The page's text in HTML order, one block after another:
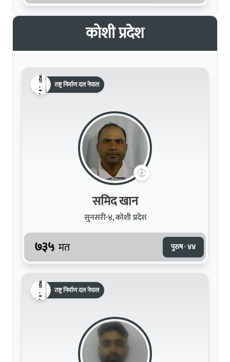
कोशी प्रदेश
राष्ट्र निर्माण दल नेपाल
समिद खान
सुनसरी-४, कोशी प्रदेश
७३५ मत पुरुष · ४४
राष्ट्र निर्माण दल नेपाल